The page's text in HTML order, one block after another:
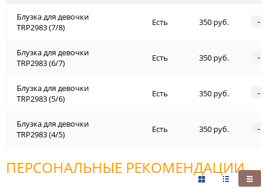
Блузка для девочки
TRP2983 (7/8)
Блузка для девочки
TRP2983 (6/7)
Блузка для девочки
TRP2983 (5/6)
Блузка для девочки
TRP2983 (4/5)
Есть 350 руб. -
Есть 350 руб. -
Есть 350 руб. -
Есть 350 руб. -
ПЕРСОНАЛЬНЫЕ РЕКОМЕНДАЦИИ